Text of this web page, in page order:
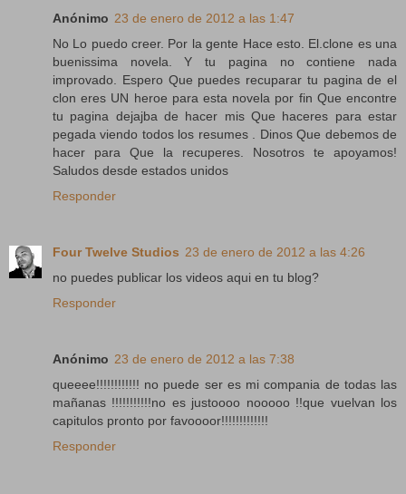
Anónimo 23 de enero de 2012 a las 1:47
No Lo puedo creer. Por la gente Hace esto. El.clone es una
buenissima novela. Y tu pagina no contiene nada
improvado. Espero Que puedes recuparar tu pagina de el
clon eres UN heroe para esta novela por fin Que encontre
tu pagina dejajba de hacer mis Que haceres para estar
pegada viendo todos los resumes . Dinos Que debemos de
hacer para Que la recuperes. Nosotros te apoyamos!
Saludos desde estados unidos
Responder
Four Twelve Studios 23 de enero de 2012 a las 4:26
no puedes publicar los videos aqui en tu blog?
Responder
Anónimo 23 de enero de 2012 a las 7:38
queeee!!!!!!!!!!!! no puede ser es mi compania de todas las
mañanas !!!!!!!!!!!no es justoooo nooooo !!que vuelvan los
capitulos pronto por favoooor!!!!!!!!!!!!!
Responder